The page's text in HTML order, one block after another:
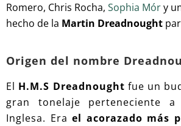
Romero, Chris Rocha, Sophia Móry
hecho de la Martin Dreadnought
Origen del nombre
El H.M.S Dreadnought fue un
gran tonelaje perteneciente
Inglesa. Era el acorazado más